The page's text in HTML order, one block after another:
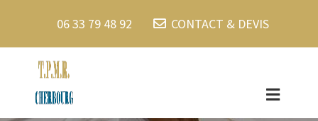
06 33 79 48 92 CONTACT & DEVIS